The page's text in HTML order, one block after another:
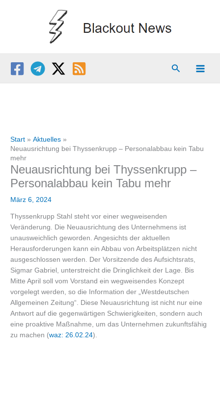
Suchen
Start
Aktuelles
Neuausrichtung bei Thyssenkrupp – Personalabbau kein Tabu
mehr
Neuausrichtung bei Thyssenkrupp –
Personalabbau kein Tabu mehr
März 6, 2024
Thyssenkrupp Stahl steht vor einer wegweisenden
Veränderung. Die Neuausrichtung des Unternehmens ist
unausweichlich geworden. Angesichts der aktuellen
Herausforderungen kann ein Abbau von Arbeitsplätzen nicht
ausgeschlossen werden. Der Vorsitzende des Aufsichtsrats,
Sigmar Gabriel, unterstreicht die Dringlichkeit der Lage. Bis
Mitte April soll vom Vorstand ein wegweisendes Konzept
vorgelegt werden, so die Information der „Westdeutschen
Allgemeinen Zeitung“. Diese Neuausrichtung ist nicht nur eine
Antwort auf die gegenwärtigen Schwierigkeiten, sondern auch
eine proaktive Maßnahme, um das Unternehmen zukunftsfähig
zu machen (waz: 26.02.24).